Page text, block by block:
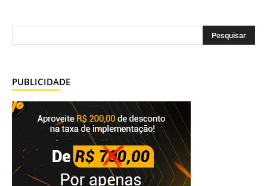
PUBLICIDADE